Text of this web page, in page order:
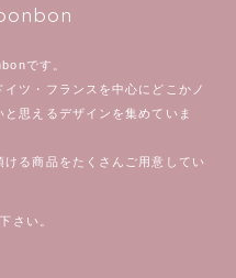
です。
ツ・フランスを中心にどこかノ
思えるデザインを集めていま
る商品をたくさんご用意してい
さい。